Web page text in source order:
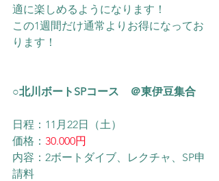
適に楽しめるようになります！
この1週間だけ通常よりお得になってお
ります！
○北川ボートSPコース　＠東伊豆集合
日程：11月22日（土）
価格： 30.000円
内容：2ボートダイブ、レクチャ、SP申
請料